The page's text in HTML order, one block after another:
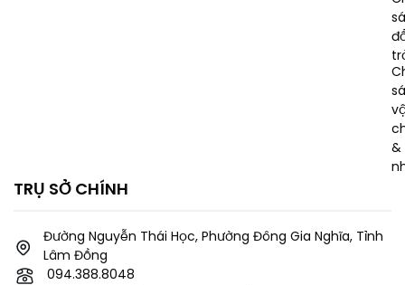
&
TRỤ SỞ CHÍNH
Đường Nguyễn Thái Học, Phường Đông Gia Nghĩa, Tỉnh
Lâm Đồng
094.388.8048